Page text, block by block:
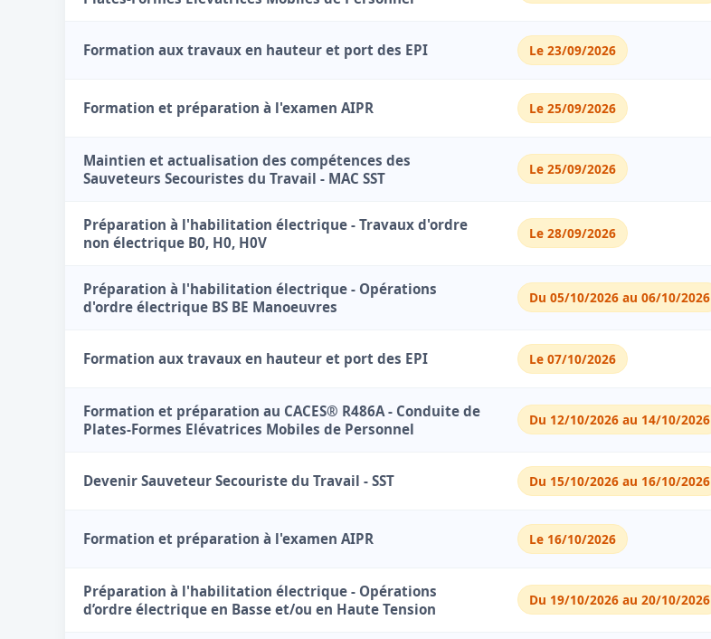
Formation aux travaux en hauteur et port des EPI Le 23/09/2026
Formation et préparation à l'examen AIPR Le 25/09/2026
Maintien et actualisation des compétences des
Sauveteurs Secouristes du Travail - MAC SST
Le 25/09/2026
Préparation à l'habilitation électrique - Travaux d'ordre
non électrique B0, H0, H0V
Le 28/09/2026
Préparation à l'habilitation électrique - Opérations
d'ordre électrique BS BE Manoeuvres
Du 05/10/2026 au 06/10/2026
Formation aux travaux en hauteur et port des EPI Le 07/10/2026
Formation et préparation au CACES® R486A - Conduite de
Plates-Formes Elévatrices Mobiles de Personnel
Du 12/10/2026 au 14/10/2026
Devenir Sauveteur Secouriste du Travail - SST Du 15/10/2026 au 16/10/2026
Formation et préparation à l'examen AIPR Le 16/10/2026
Préparation à l'habilitation électrique - Opérations
d’ordre électrique en Basse et/ou en Haute Tension
Du 19/10/2026 au 20/10/2026
Préinscription à la formation
Votre Nom & Prénom *
Adresse E-mail *